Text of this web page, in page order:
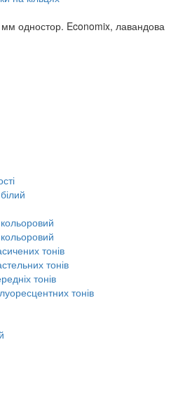
одностор. Economix, лавандова
тонів
тонів
тонів
тонів